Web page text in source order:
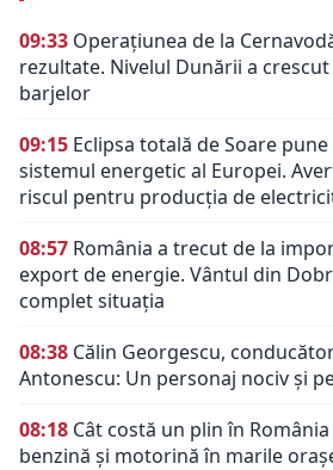
09:33 Operațiunea de la
rezultate. Nivelul Dunării a
barjelor
09:15 Eclipsa totală de Soare
sistemul energetic al Europei.
riscul pentru producția de
08:57 România a trecut de la
export de energie. Vântul din
complet situația
08:38 Călin Georgescu,
Antonescu: Un personaj nociv şi
08:18 Cât costă un plin în
benzină și motorină în marile